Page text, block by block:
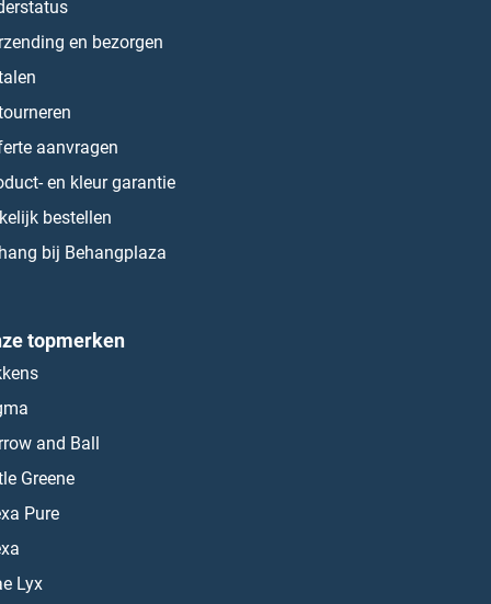
en bezorgen
aanvragen
en kleur garantie
bestellen
bij Behangplaza
topmerken
and Ball
Greene
Pure
Lyx